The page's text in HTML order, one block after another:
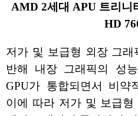
AMD 2세대 APU 트리니
HD
저가 및 보급형 외장 그
반해 내장 그래픽의 성
GPU가 통합되면서 비약
이에 따라 저가 및 보급